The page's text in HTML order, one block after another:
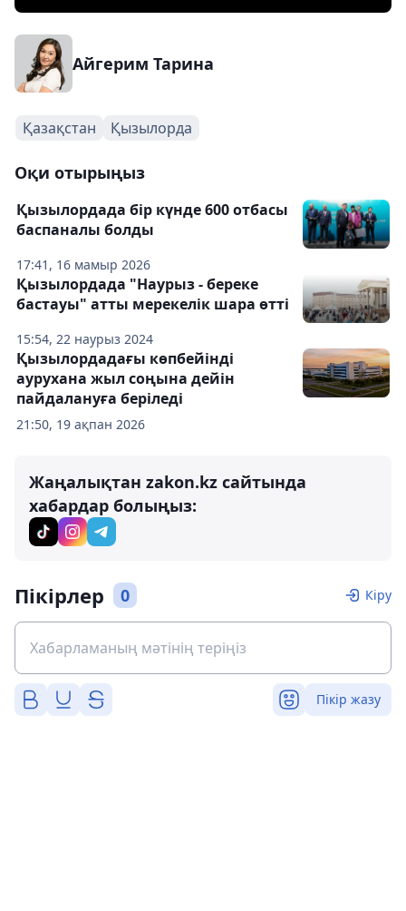
Айгерим Тарина
Қазақстан Қызылорда
Оқи отырыңыз
17:41, 16 мамыр 2026
Қызылордада бір күнде 600 отбасы
баспаналы болды
15:54, 22 наурыз 2024
Қызылордада "Наурыз - береке
бастауы" атты мерекелік шара өтті
21:50, 19 ақпан 2026
Қызылордадағы көпбейінді
аурухана жыл соңына дейін
пайдалануға беріледі
Жаңалықтан zakon.kz сайтында
хабардар болыңыз:
Пікірлер 0 Кіру
Пікір жазу